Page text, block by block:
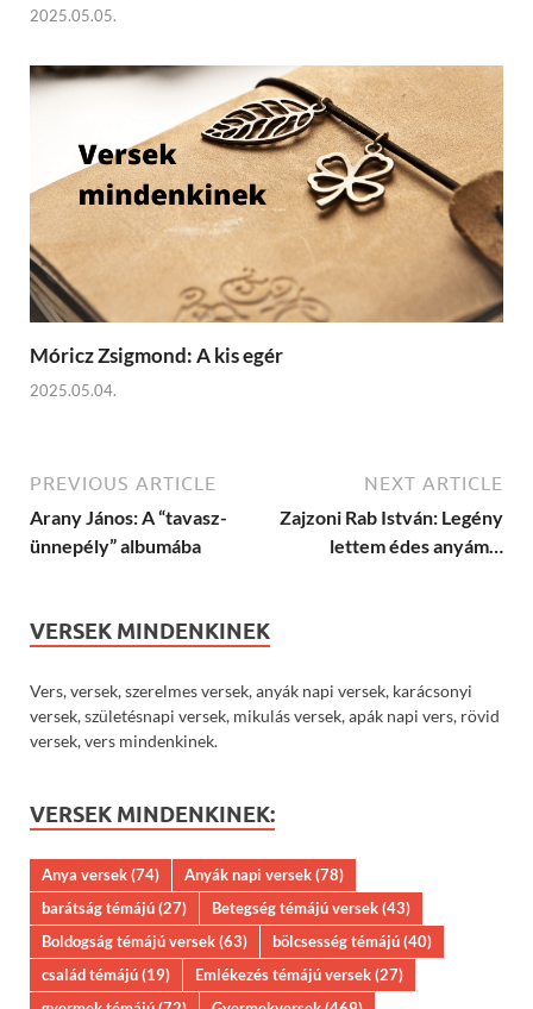
2025.05.05.
Móricz Zsigmond: A kis egér
2025.05.04.
PREVIOUS ARTICLE
Arany János: A “tavasz-
ünnepély” albumába
NEXT ARTICLE
Zajzoni Rab István: Legény
lettem édes anyám…
VERSEK MINDENKINEK
Vers, versek, szerelmes versek, anyák napi versek, karácsonyi
versek, születésnapi versek, mikulás versek, apák napi vers, rövid
versek, vers mindenkinek.
VERSEK MINDENKINEK:
Anya versek(74) Anyák napi versek(78)
barátság témájú(27) Betegség témájú versek(43)
Boldogság témájú versek(63) bölcsesség témájú(40)
család témájú(19) Emlékezés témájú versek(27)